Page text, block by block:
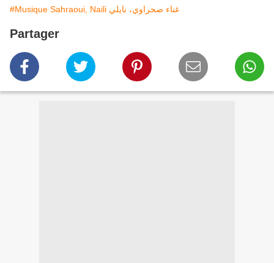
#Musique Sahraoui, Naili غناء صحراوي، نايلي
Partager